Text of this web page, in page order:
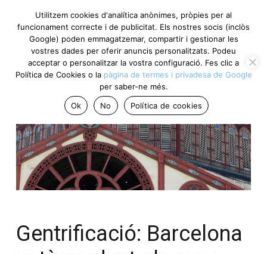
Gentrificació: Barcelona
Utilitzem cookies d'analítica anònimes, pròpies per al
funcionament correcte i de publicitat. Els nostres socis (inclòs
Google) poden emmagatzemar, compartir i gestionar les
vostres dades per oferir anuncis personalitzats. Podeu
acceptar o personalitzar la vostra configuració. Fes clic a
Política de Cookies o la pàgina de termes i privadesa de Google
per saber-ne més.
Ok
No Política de cookies